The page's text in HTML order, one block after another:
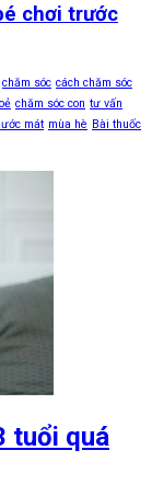
chơi trước
chăm sóc cách chăm sóc
chăm sóc con tư vấn
mát mùa hè Bài thuốc
tuổi quá